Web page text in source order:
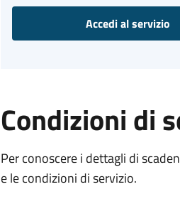
Accedi al servizio
Condizioni di
Per conoscere i dettagli di
e le condizioni di servizio.